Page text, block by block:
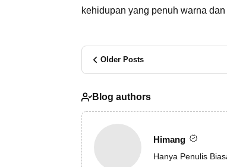
kehidupan yang penuh warna dan
Older Posts
Blog authors
Himang
Hanya Penulis